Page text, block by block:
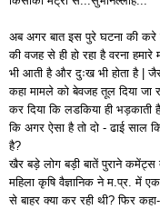
अब अगर बात इस पुरे घटना की करे
की वजह से ही हो रहा है वरना
भी आती है और दुःख भी होता है |
कहा मामले को बेवजह तूल दिया जा
कर दिया कि लडकिया ही
कि अगर ऐसा है तो दो -ढाई साल
है?
खैर बड़े लोग बड़ी बातें पुराने कमेंट्स
महिला कृषि वैज्ञानिक ने म .प्र .में एक
से बाहर क्या कर रही थी?फिर कहा